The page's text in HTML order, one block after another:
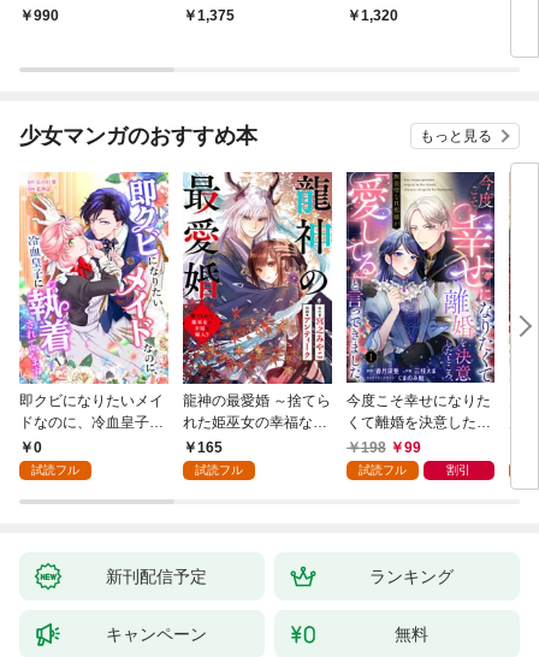
ン体質
￥990
良の友」の進化
￥1,375
会」が生まれた謎
￥1,320
少女マンガのおすすめ本 もっと見る
即クビになりたいメイ
ドなのに、冷血皇子に
執着されています第1
話
0
試読フル
龍神の最愛婚 ～捨てら
れた姫巫女の幸福な嫁
入り～: 1
165
試読フル
今度こそ幸せになりた
くて離婚を決意したと
ころ、無表情な旦那様
が「愛してる」と言っ
198 99
試読フル 割引
新刊配信予定 ランキング
キャンペーン 無料